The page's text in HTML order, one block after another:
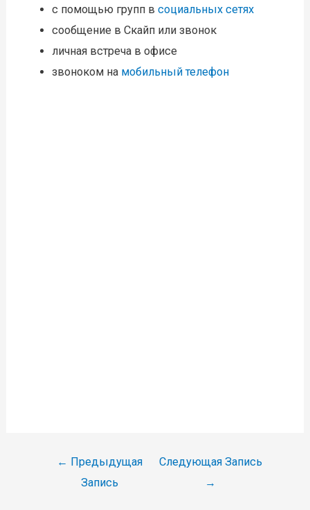
с помощью групп в социальных сетях
сообщение в Скайп или звонок
личная встреча в офисе
звоноком на мобильный телефон
Навигация
← Предыдущая
Запись
Следующая Запись
→